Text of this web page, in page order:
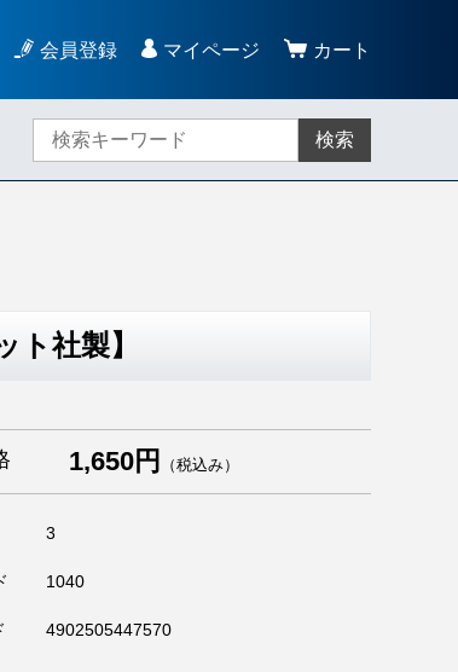
会員登録 マイページ カート
検索
社製】
1,650円 （税込み）
3
1040
4902505447570